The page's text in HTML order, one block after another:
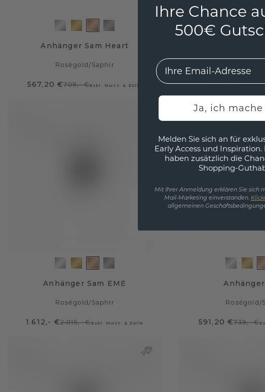
Anhänger Sam Heart
Roségold / Saphir
567,20 €709,- €Exkl. MwSt. & Zölle 1.767,20 €2.209,-
Anhänger Sam EME
Roségold/ Saphir
1.612,- €2.015,- €Exkl. MwSt. & Zölle
Roségold/
591,20 €739,- €
Ihre Chance
500€
EMail
Ja, ich
Melden Sie sich an für
Early Access und
haben zusätzlich die
Shopping-
Mit Ihrer Anmeldung erklären Sie sich
Mail-Marketing einverstanden.
allgemeinen